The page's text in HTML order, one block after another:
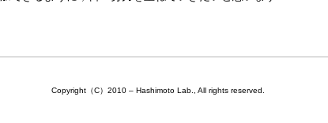
Copyright（C）2010 – Hashimoto Lab., All rights reserved.